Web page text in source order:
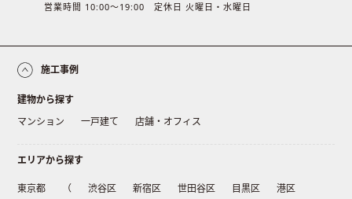
営業時間 10:00〜19:00 定休日 火曜日・水曜日
施工事例
建物から探す
マンション
一戸建て 店舗・オフィス
エリアから探す
東京都 （ 渋谷区 新宿区 世田谷区 目黒区
港区